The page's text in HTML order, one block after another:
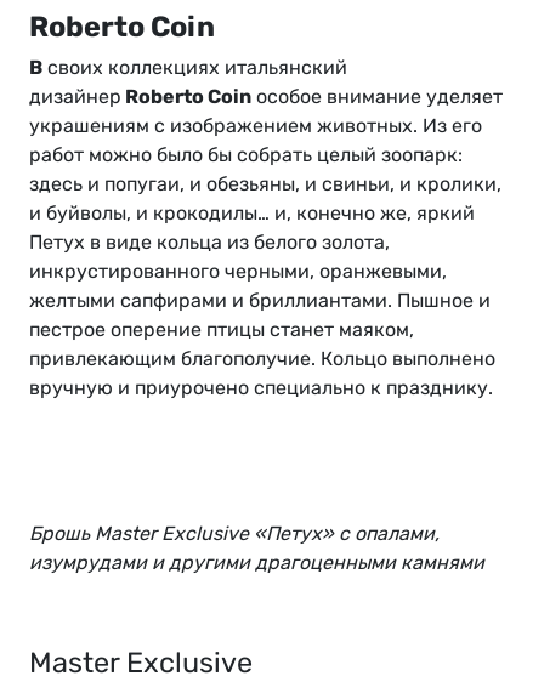
Roberto Coin
В своих коллекциях итальянский
дизайнер Roberto Coin особое внимание уделяет
украшениям с изображением животных. Из его
работ можно было бы собрать целый зоопарк:
здесь и попугаи, и обезьяны, и свиньи, и кролики,
и буйволы, и крокодилы… и, конечно же, яркий
Петух в виде кольца из белого золота,
инкрустированного черными, оранжевыми,
желтыми сапфирами и бриллиантами. Пышное и
пестрое оперение птицы станет маяком,
привлекающим благополучие. Кольцо выполнено
вручную и приурочено специально к празднику.
Брошь Master Exclusive «Петух» с опалами,
изумрудами и другими драгоценными камнями
Master Exclusive